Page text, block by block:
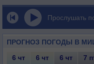
Прослушать
ПРОГНОЗ ПОГОДЫ В
6 чт 6 чт 6 чт 7